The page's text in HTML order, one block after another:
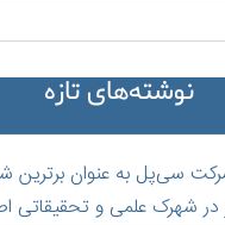
نوشته‌های تازه
سی‌پل به عنوان برترین
شهرک علمی و تحقیقاتی